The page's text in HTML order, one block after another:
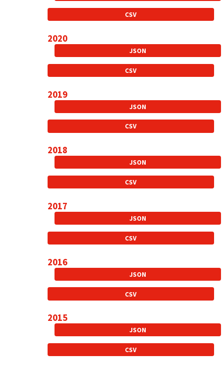
CSV
2020
JSON
CSV
2019
JSON
CSV
2018
JSON
CSV
2017
JSON
CSV
2016
JSON
CSV
2015
JSON
CSV